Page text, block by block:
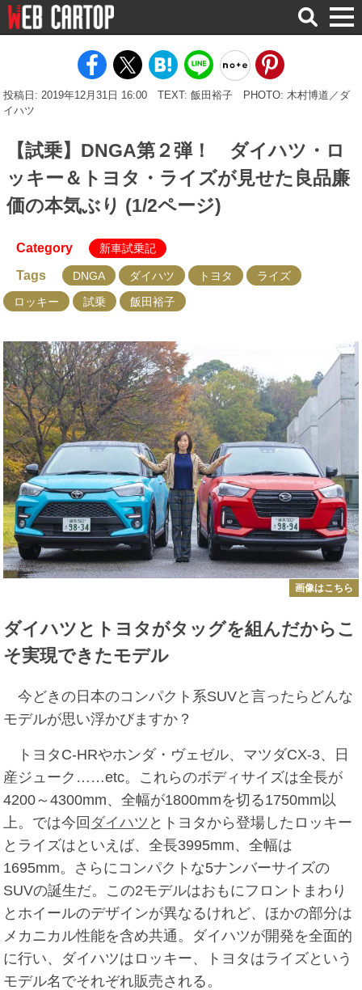
検
索
投稿日: 2019年12月31日 16:00 TEXT: 飯田裕子
PHOTO: 木村博道／ダ
イハツ
【試乗】DNGA第２弾！ ダイハツ・ロ
ッキー＆トヨタ・ライズが見せた良品廉
価の本気ぶり (1/2ページ)
Category 新車試乗記
Tags DNGA ダイハツ トヨタ
ライズ
ロッキー
試乗 飯田裕子
画像はこちら
ダイハツとトヨタがタッグを組んだからこ
そ実現できたモデル
今どきの日本のコンパクト系SUVと言ったらどんな
モデルが思い浮かびますか？
トヨタC-HRやホンダ・ヴェゼル、マツダCX-3、日
産ジューク……etc。これらのボディサイズは全長が
4200～4300mm、全幅が1800mmを切る1750mm以
上。では今回 ダイハツ とトヨタから登場したロッキー
とライズはといえば、全長3995mm、全幅は
1695mm。さらにコンパクトな5ナンバーサイズの
SUVの誕生だ。この2モデルはおもにフロントまわり
とホイールのデザインが異なるけれど、ほかの部分は
メカニカル性能を含め共通。ダイハツが開発を全面的
に行い、ダイハツはロッキー、トヨタはライズという
モデル名でそれぞれ販売される。